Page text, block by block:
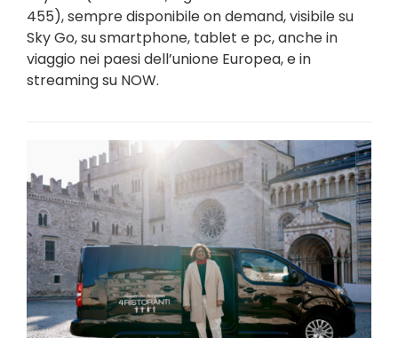
455), sempre disponibile on demand, visibile su
Sky Go, su smartphone, tablet e pc, anche in
viaggio nei paesi dell’unione Europea, e in
streaming su NOW.